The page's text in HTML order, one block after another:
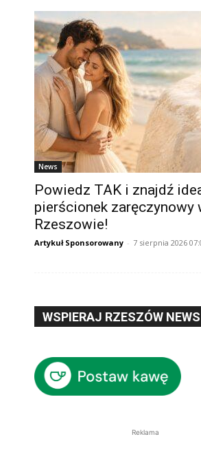
News
Powiedz TAK i znajdź
pierścionek zaręczynowy
Rzeszowie!
Artykuł Sponsorowany - 7 sierpnia 2026
WSPIERAJ RZESZÓW NEWS
Reklama